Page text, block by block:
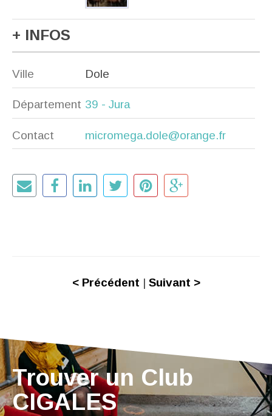
+ INFOS
Ville Dole
Département 39 - Jura
Contact micromega.dole@orange.fr
< Précédent | Suivant >
Trouver un Club
CIGALES